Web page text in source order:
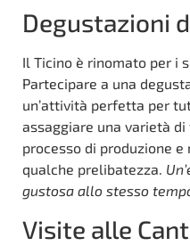
Degustazioni
Il Ticino è rinomato per i
Partecipare a una
un’attività perfetta per
assaggiare una varietà
processo di produzione
qualche prelibatezza.
gustosa allo stesso
Visite alle